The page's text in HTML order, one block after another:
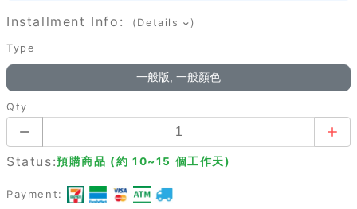
Installment Info: (Details )
Type
一般版, 一般顏色
Qty
Status:預購商品 (約 10~15 個工作天)
Payment: